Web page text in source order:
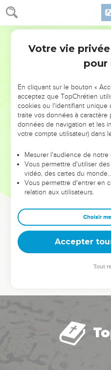
NE MANQUEZ
DE
ET SI LEURS ERREURS
leur foi ou leur vision. Mais on
et les saisons difficiles qu'ils
sont elles qui
Dans cette conférence,
clés pour avancer avec plus
deviennent vos tremplins.
équipe, un groupe ou une
Votre vie
pour
En cliquant sur le bouton «
acceptez que TopChrétien
cookies ou l'identifiant unique
traite vos données à caractère
données de navigation et les
votre compte utilisateur) dans
Mesurer l'audience de notre
Vous permettre d'utiliser
vidéo, des cartes du
Vous permettre d'entrer en
relation aux utilisateurs.
Choisir
Accepter
Tout